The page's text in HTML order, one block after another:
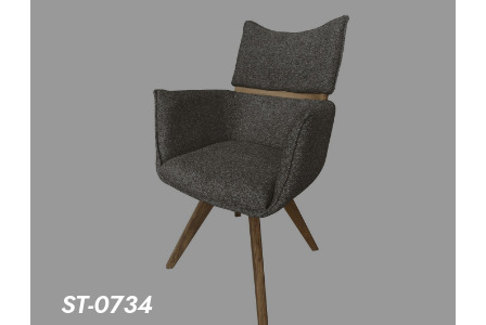
ST-0734